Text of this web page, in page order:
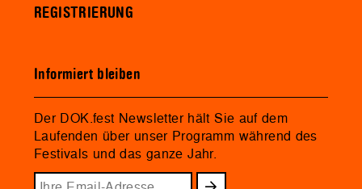
REGISTRIERUNG
Informiert bleiben
Der DOK.fest Newsletter hält Sie auf dem
Laufenden über unser Programm während des
Festivals und das ganze Jahr.